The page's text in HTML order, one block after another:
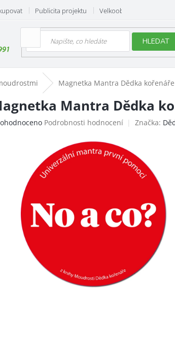
Publicita projektu Velkoobchod
HLEDAT
Magnetka Mantra Dědka kořenáře
Mantra Dědka
Podrobnosti hodnocení Značka: